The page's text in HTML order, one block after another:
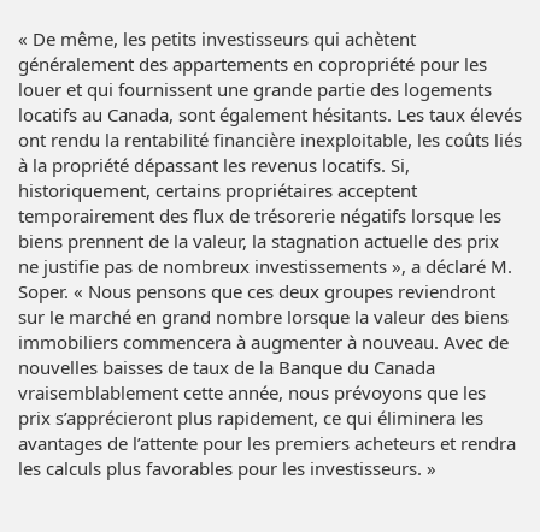
« De même, les petits investisseurs qui achètent
généralement des appartements en copropriété pour les
louer et qui fournissent une grande partie des logements
locatifs au Canada, sont également hésitants. Les taux élevés
ont rendu la rentabilité financière inexploitable, les coûts liés
à la propriété dépassant les revenus locatifs. Si,
historiquement, certains propriétaires acceptent
temporairement des flux de trésorerie négatifs lorsque les
biens prennent de la valeur, la stagnation actuelle des prix
ne justifie pas de nombreux investissements », a déclaré M.
Soper. « Nous pensons que ces deux groupes reviendront
sur le marché en grand nombre lorsque la valeur des biens
immobiliers commencera à augmenter à nouveau. Avec de
nouvelles baisses de taux de la Banque du Canada
vraisemblablement cette année, nous prévoyons que les
prix s’apprécieront plus rapidement, ce qui éliminera les
avantages de l’attente pour les premiers acheteurs et rendra
les calculs plus favorables pour les investisseurs. »